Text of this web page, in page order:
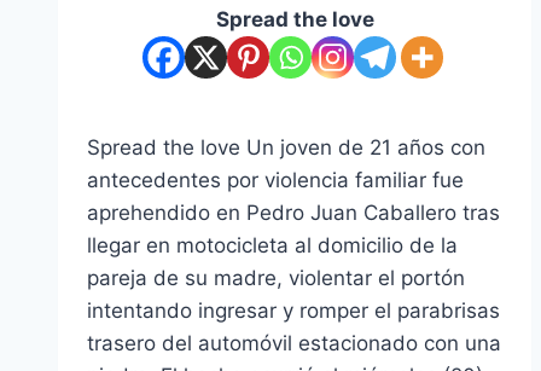
Spread the love
Spread the love Un joven de 21 años con
antecedentes por violencia familiar fue
aprehendido en Pedro Juan Caballero tras
llegar en motocicleta al domicilio de la
pareja de su madre, violentar el portón
intentando ingresar y romper el parabrisas
trasero del automóvil estacionado con una